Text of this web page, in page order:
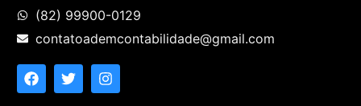
(82) 99900-0129
contatoademcontabilidade@gmail.com